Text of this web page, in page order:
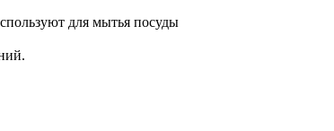
для мытья посуды